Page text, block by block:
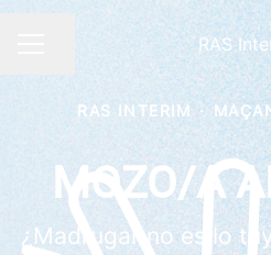
MENÚ DE EMPLEO RAS
Compartir página
RAS INTERIM ·
MOZO/A
¿Madrugar no es lo